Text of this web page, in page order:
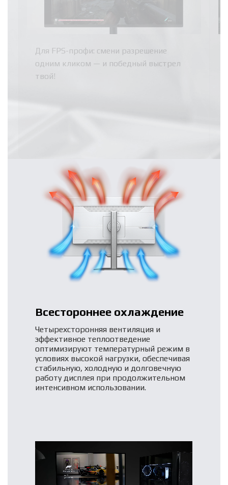
Для FPS-профи: смени разрешение
одним кликом — и победный выстрел
твой!
Всестороннее охлаждение
Четырехсторонняя вентиляция и
эффективное теплоотведение
оптимизируют температурный режим в
условиях высокой нагрузки, обеспечивая
стабильную, холодную и долговечную
работу дисплея при продолжительном
интенсивном использовании.